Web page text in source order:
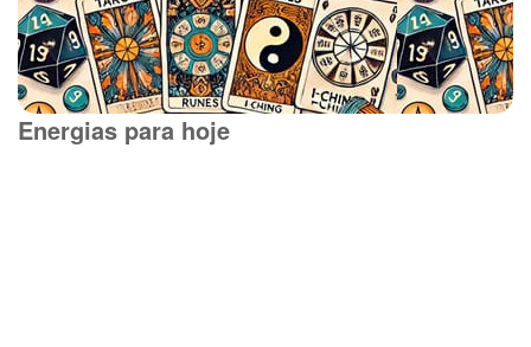
Energias para hoje